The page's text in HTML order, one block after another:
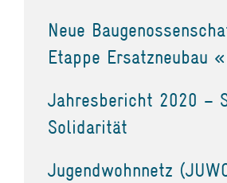
Neue
Etappe Ersatzneubau
Jahresbericht 2020 –
Solidarität
Jugendwohnnetz